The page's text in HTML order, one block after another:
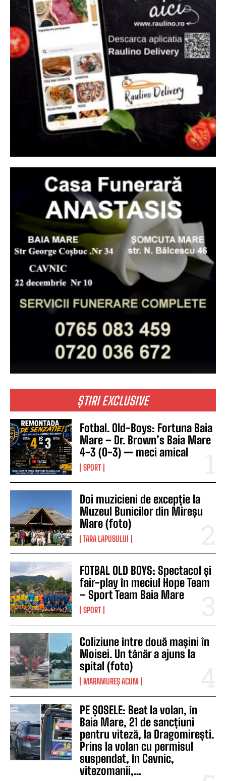
ȘTIRI EXCLUSIVE
Fotbal. Old-Boys: Fortuna Baia
Mare – Dr. Brown’s Baia Mare
4-3 (0-3) — meci amical
SPORT
Doi muzicieni de excepție la
Muzeul Bunicilor din Mireșu
Mare (foto)
TARA LAPUSULUI
FOTBAL OLD BOYS: Spectacol și
fair-play în meciul Hope Team
– Sport Team Baia Mare
SPORT
Coliziune între două mașini în
Moisei. Un tânăr a ajuns la
spital (foto)
MARAMUREȘ ACUM
PE ȘOSELE: Beat la volan, în
Baia Mare, 21 de sancțiuni
pentru viteză, la Dragomirești.
Prins la volan cu permisul
suspendat, în Cavnic,
vitezomanii,...